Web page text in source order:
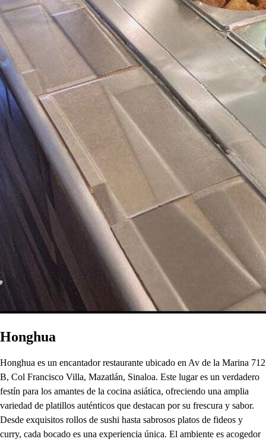
Honghua
Honghua es un encantador restaurante ubicado en Av de la Marina 712
B, Col Francisco Villa, Mazatlán, Sinaloa. Este lugar es un verdadero
festín para los amantes de la cocina asiática, ofreciendo una amplia
variedad de platillos auténticos que destacan por su frescura y sabor.
Desde exquisitos rollos de sushi hasta sabrosos platos de fideos y
curry, cada bocado es una experiencia única. El ambiente es acogedor